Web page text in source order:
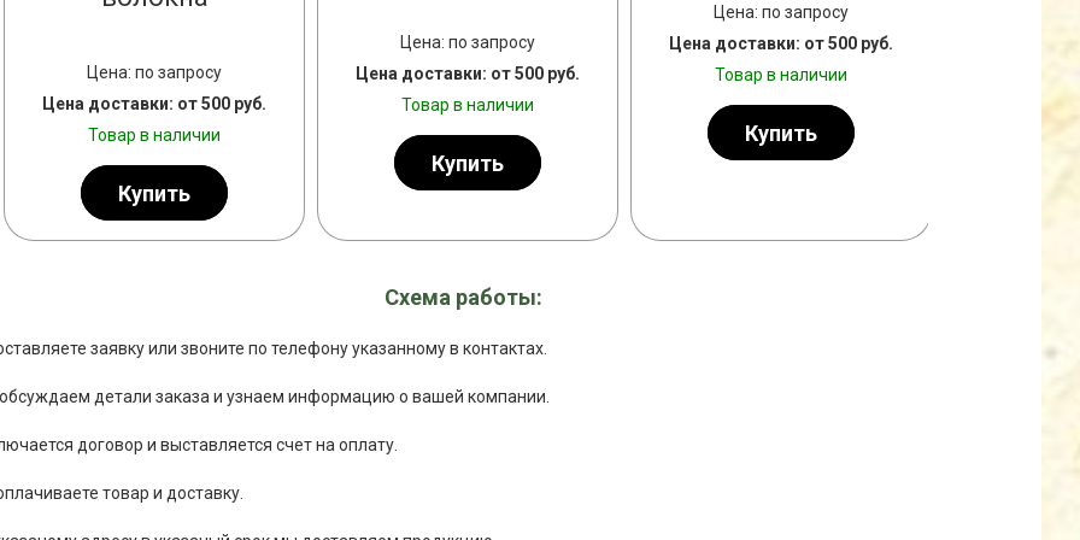
Цена: по запросу
Цена доставки: от 500 руб.
Товар в наличии
Купить
Цена: по запросу
Цена доставки: от 500 руб.
Товар в наличии
Купить
Цена: по запросу
Цена доставки: от 500 руб.
Товар в наличии
Купить
Схема работы:
заявку или звоните по телефону указанному в контактах.
детали заказа и узнаем информацию о вашей компании.
договор и выставляется счет на оплату.
товар и доставку.